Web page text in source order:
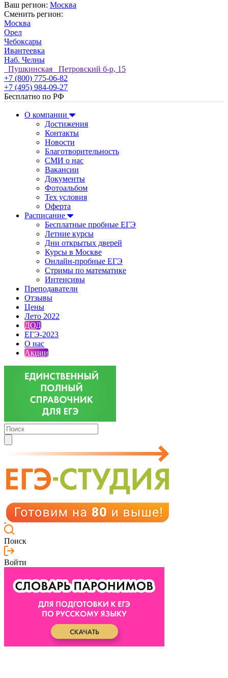
Ваш регион: Москва
Сменить регион:
Москва
Орел
Чебоксары
Ивантеевка
Наб. Челны
Пушкинская Петровский б-р, 15
+7 (800) 775-06-82
+7 (495) 984-09-27
Бесплатно по РФ
О компании
Достижения
Контакты
Новости
Благотворительность
СМИ о нас
Вакансии
Документы
Фотоальбом
Тех условия
Оферта
Расписание
Бесплатные пробные ЕГЭ
Летние курсы
Дни открытых дверей
Курсы в Москве
Онлайн-пробные ЕГЭ
Стримы по математике
Интенсивы
Преподаватели
Отзывы
Цены
Лето 2022
ДОД
ЕГЭ-2023
О нас
Акции
Поиск
Войти